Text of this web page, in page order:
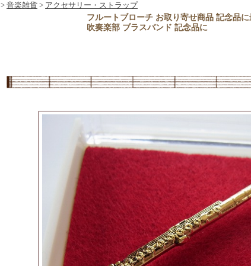
> 音楽雑貨 > アクセサリー・ストラップ
フルートブローチ お取り寄せ商品 記念品
吹奏楽部 ブラスバンド 記念品に